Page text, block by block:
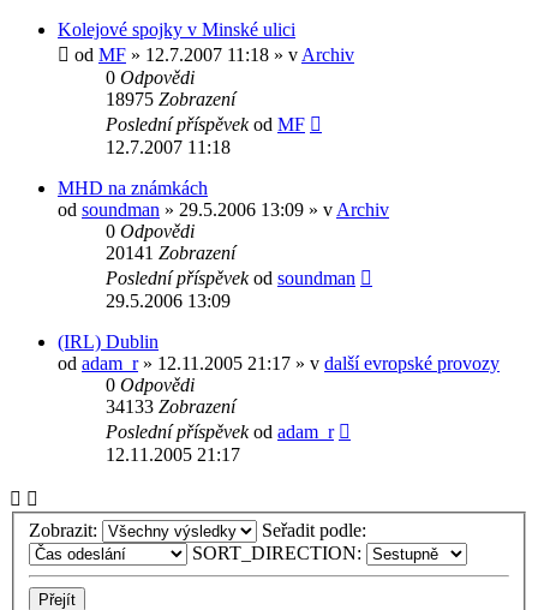
Kolejové spojky v Minské ulici
od MF » 12.7.2007 11:18 » v Archiv
0 Odpovědi
18975 Zobrazení
Poslední příspěvekod MF
12.7.2007 11:18
MHD na známkách
od soundman » 29.5.2006 13:09 » v Archiv
0 Odpovědi
20141 Zobrazení
Poslední příspěvekod soundman
29.5.2006 13:09
(IRL) Dublin
od adam_r» 12.11.2005 21:17 » v další evropské provozy
0 Odpovědi
34133 Zobrazení
Poslední příspěvekod adam_r
12.11.2005 21:17
Zobrazit:
Seřadit podle:
SORT_DIRECTION: